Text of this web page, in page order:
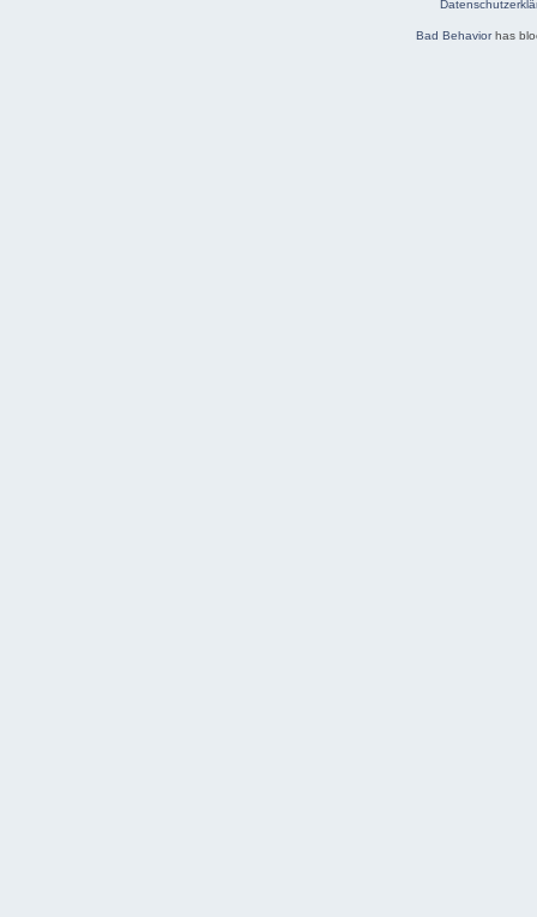
Bad Behaviorhas